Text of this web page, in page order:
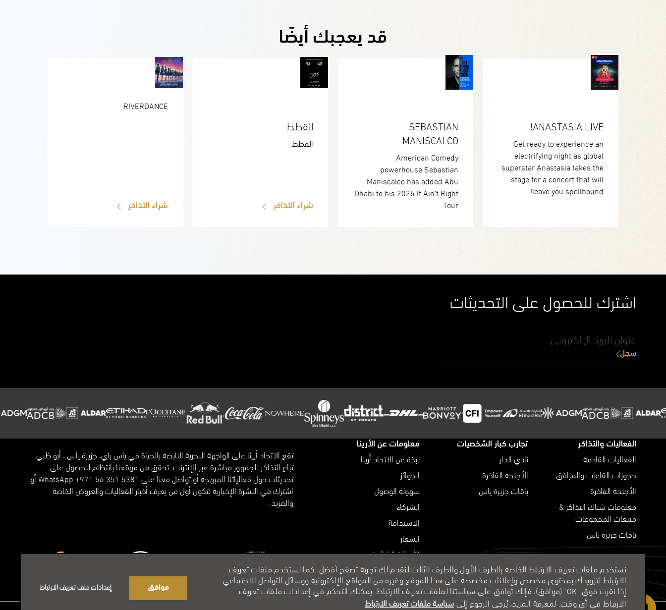
قد يعجبك أيضًا
ANASTASIA LIVE!
Get ready to experience an
electrifying night as global
superstar Anastasia takes the
stage for a concert that will
leave you spellbound!
SEBASTIAN
MANISCALCO
American Comedy
powerhouse Sebastian
Maniscalco has added Abu
Dhabi to his 2025 It Ain’t Right
Tour.
القطط
القطط
شراء التذاكر
RIVERDANCE
شراء التذاكر
اشترك للحصول على التحديثات
سجل
الفعاليات والتذاكر
الفعاليات القادمة
حجوزات القاعات والمرافق
الأجنحة الفاخرة
معلومات شباك التذاكر &
مبيعات المجموعات
باقات جزيرة ياس
تجارب كبار الشخصيات
نادي الدار
الأجنحة الفاخرة
باقات جزيرة ياس
معلومات عن الأرينا
نبذة عن الاتحاد أرينا
الجوائز
سهولة الوصول
الشركاء
الاستدامة
الشعار
الأسئلة الشائعة
تسجيل الموردين
تقع الاتحاد أرينا على الواجهة البحرية النابضة بالحياة في ياس باي، جزيرة ياس ، أبو ظبي.
تباع التذاكر للجمهور مباشرة عبر الإنترنت. تحقق من موقعنا بانتظام للحصول على
تحديثات حول فعالياتنا المبهجة أو تواصل معنا على WhatsApp +971 56 351 5381 أو
اشترك في النشرة الإخبارية لتكون أول من يعرف أخبار الفعاليات والعروض الخاصة
والمزيد.
نستخدم ملفات تعريف الارتباط الخاصة بالطرف الأول والطرف الثالث لنقدم لك تجربة تصفح أفضل. كما نستخدم ملفات تعريف
الارتباط لتزويدك بمحتوى مخصص وإعلانات مخصصة على هذا الموقع وغيره من المواقع الإلكترونية ووسائل التواصل الاجتماعي.
إذا نقرت فوق "OK" (موافق)، فإنك توافق على سياستنا لملفات تعريف الارتباط. يمكنك التحكم في إعدادات ملفات تعريف
الارتباط في أي وقت. لمعرفة المزيد، يُرجى الرجوع إلى سياسة ملفات تعريف الارتباط
إعدادات ملف تعريف الارتباط موافق